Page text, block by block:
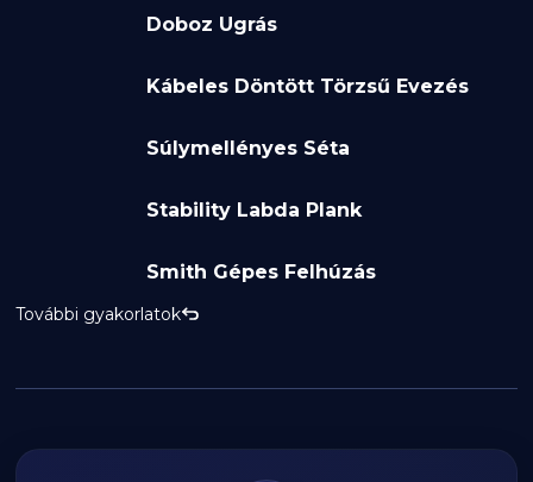
Doboz Ugrás
Kábeles Döntött Törzsű Evezés
Súlymellényes Séta
Stability Labda Plank
Smith Gépes Felhúzás
További gyakorlatok